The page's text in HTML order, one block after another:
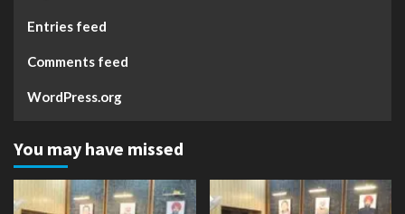
Entries feed
Comments feed
WordPress.org
You may have missed